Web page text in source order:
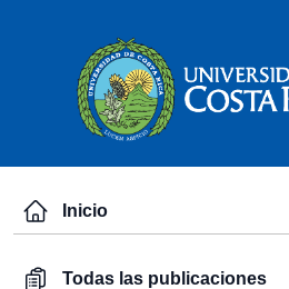
Inicio
Todas las publicaciones